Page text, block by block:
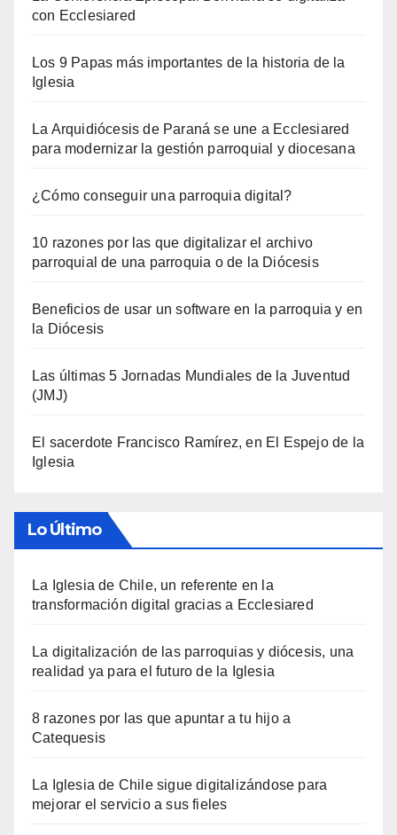
con Ecclesiared
Los 9 Papas más importantes de la historia de la
Iglesia
La Arquidiócesis de Paraná se une a Ecclesiared
para modernizar la gestión parroquial y diocesana
¿Cómo conseguir una parroquia digital?
10 razones por las que digitalizar el archivo
parroquial de una parroquia o de la Diócesis
Beneficios de usar un software en la parroquia y en
la Diócesis
Las últimas 5 Jornadas Mundiales de la Juventud
(JMJ)
El sacerdote Francisco Ramírez, en El Espejo de la
Iglesia
Lo Último
La Iglesia de Chile, un referente en la
transformación digital gracias a Ecclesiared
La digitalización de las parroquias y diócesis, una
realidad ya para el futuro de la Iglesia
8 razones por las que apuntar a tu hijo a
Catequesis
La Iglesia de Chile sigue digitalizándose para
mejorar el servicio a sus fieles